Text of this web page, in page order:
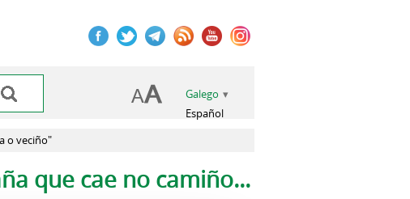
Galego
Español
o veciño"
que cae no camiño...